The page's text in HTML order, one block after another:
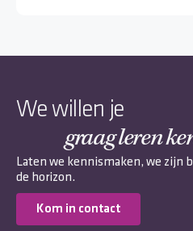
We willen je
graag leren
Laten we kennismaken, we zijn
de horizon.
Kom in contact